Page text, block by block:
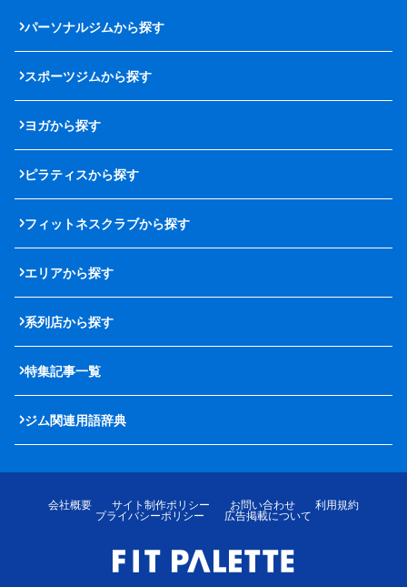
パーソナルジムから探す
スポーツジムから探す
ヨガから探す
ピラティスから探す
フィットネスクラブから探す
エリアから探す
系列店から探す
特集記事一覧
ジム関連用語辞典
会社概要 サイト制作ポリシー お問い合わせ
利用規約
プライバシーポリシー
広告掲載について